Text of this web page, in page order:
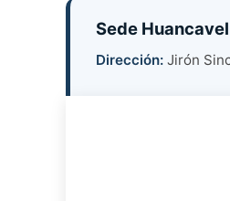
Sede
Dirección: Jirón